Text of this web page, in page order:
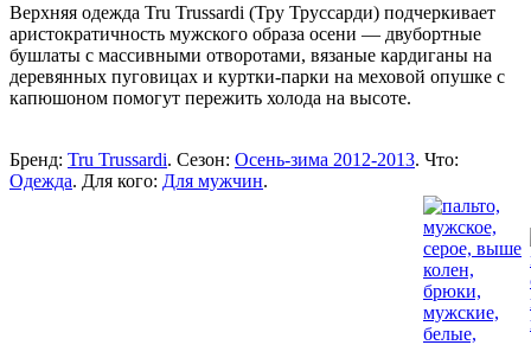
Верхняя одежда Tru Trussardi (Тру Труссарди) подчеркивает
аристократичность мужского образа осени — двубортные
бушлаты с массивными отворотами, вязаные кардиганы на
деревянных пуговицах и куртки-парки на меховой опушке с
капюшоном помогут пережить холода на высоте.
Бренд: Tru Trussardi. Сезон: Осень-зима 2012-2013. Что:
Одежда. Для кого: Для мужчин.